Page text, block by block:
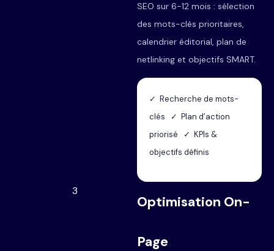
SEO sur 6-12 mois : sélection
des mots-clés prioritaires,
calendrier éditorial, plan de
netlinking et objectifs SMART.
✓ Recherche de mots-
clés ✓ Plan d’action
priorisé ✓ KPIs &
objectifs définis
3
Optimisation On-
Page